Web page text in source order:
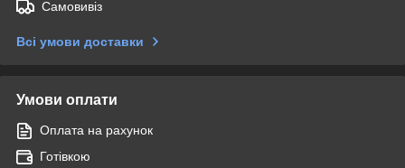
Самовивіз
Всі умови доставки
Умови оплати
Оплата на рахунок
Готівкою